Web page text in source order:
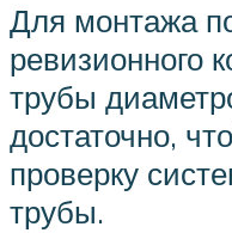
Для монтажа
ревизионного
трубы
достаточно,
проверку
трубы.